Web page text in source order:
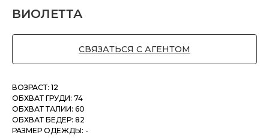
ВИОЛЕТТА
СВЯЗАТЬСЯ С АГЕНТОМ
ВОЗРАСТ: 12
ОБХВАТ ГРУДИ: 74
ОБХВАТ ТАЛИИ: 60
ОБХВАТ БЕДЕР: 82
РАЗМЕР ОДЕЖДЫ: -